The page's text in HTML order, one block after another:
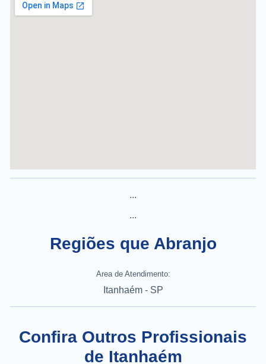
...
...
Regiões que Abranjo
Area de Atendimento:
Itanhaém - SP
Confira Outros Profissionais
de Itanhaém